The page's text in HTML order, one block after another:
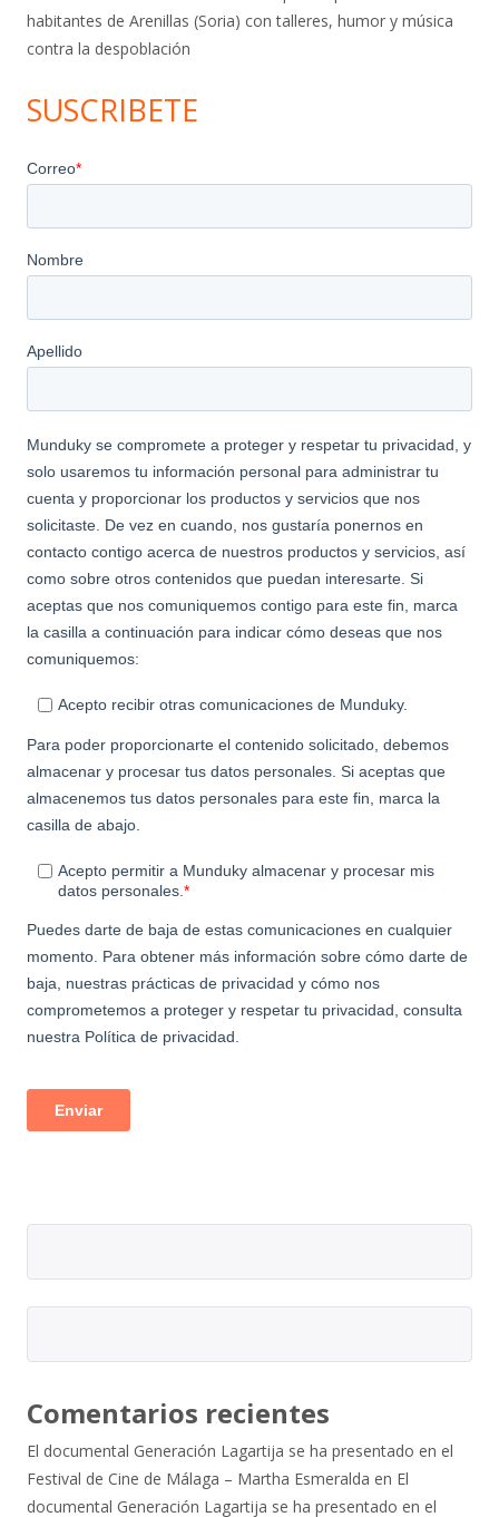
habitantes de Arenillas (Soria) con talleres, humor y música
contra la despoblación
SUSCRIBETE
Comentarios recientes
El documental Generación Lagartija se ha presentado en el
Festival de Cine de Málaga – Martha Esmeralda en El
documental Generación Lagartija se ha presentado en el